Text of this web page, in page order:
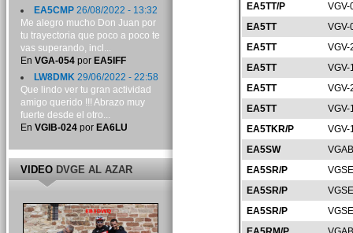
EA5TT/P
VGV-
EA5TT
VGV-
EA5TT
VGV-
EA5TT
VGV-
EA5TT
VGV-
EA5TT
VGV-
EA5TKR/P
VGV-
EA5SW
EA5SR/P
EA5SR/P
EA5SR/P
EA5CMP26/08/2022 - 13:32
Me alegro mucho Don Juan por
tu trayectoria que poco a poco te
vas superando, incl...
En VGA-054por EA5IFF
LW8DMK29/06/2022 - 22:58
Que lindo ver tu gran actividad
amigo querido !!! Abrazo muy
fuerte desde el otro...
En VGIB-024por EA6LU
VIDEODVGE AL AZAR